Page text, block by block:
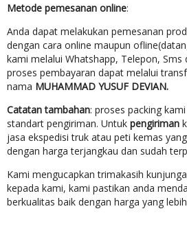
Metode pemesanan online:
Anda dapat melakukan pemesanan
dengan cara online maupun
kami melalui Whatshapp, Telepon, Sms
proses pembayaran dapat melalui
nama MUHAMMAD YUSUF DEVIAN.
Catatan tambahan: proses packing
standart pengiriman. Untuk pengiriman
jasa ekspedisi truk atau peti kemas
dengan harga terjangkau dan sudah
Kami mengucapkan trimakasih
kepada kami, kami pastikan anda
berkualitas baik dengan harga yang